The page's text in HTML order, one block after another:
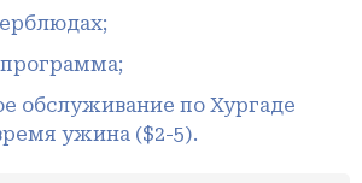
обслуживание по Хургаде
ужина ($2-5).